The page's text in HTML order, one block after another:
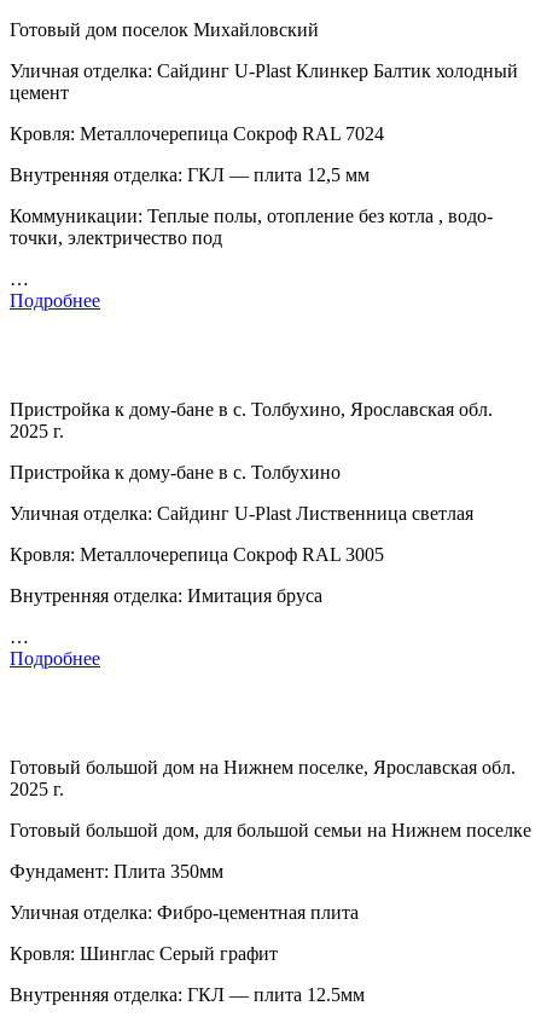
Готовый дом поселок Михайловский
Уличная отделка: Сайдинг U-Plast Клинкер Балтик холодный
цемент
Кровля: Металлочерепица Сокроф RAL 7024
Внутренняя отделка: ГКЛ — плита 12,5 мм
Коммуникации: Теплые полы, отопление без котла , водо-
точки, электричество под
…
Подробнее
Пристройка к дому-бане в с. Толбухино, Ярославская обл.
2025 г.
Пристройка к дому-бане в с. Толбухино
Уличная отделка: Сайдинг U-Plast Лиственница светлая
Кровля: Металлочерепица Сокроф RAL 3005
Внутренняя отделка: Имитация бруса
…
Подробнее
Готовый большой дом на Нижнем поселке, Ярославская обл.
2025 г.
Готовый большой дом, для большой семьи на Нижнем поселке
Фундамент: Плита 350мм
Уличная отделка: Фибро-цементная плита
Кровля: Шинглас Серый графит
Внутренняя отделка: ГКЛ — плита 12.5мм